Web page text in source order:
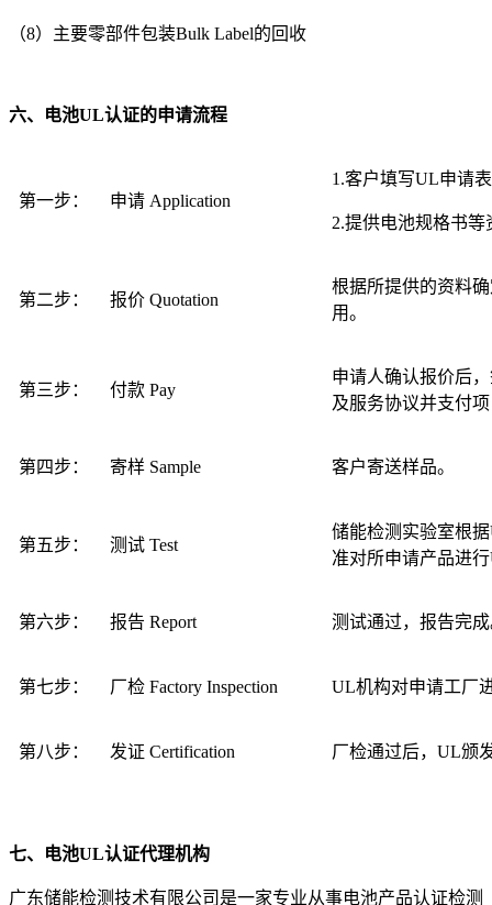
（8）主要零部件包装Bulk Label的回收
六、电池UL认证的申请流程
第一步： 申请 Application
1.客户填写UL申请
2.提供电池规格书等
第二步： 报价 Quotation
根据所提供的资料
用。
第三步： 付款 Pay
申请人确认报价后
及服务协议并支付
第四步： 寄样 Sample 客户寄送样品。
第五步： 测试 Test
储能检测实验室根
准对所申请产品进
第六步： 报告 Report 测试通过，报告完
第七步： 厂检 Factory Inspection UL机构对申请工厂
第八步： 发证 Certification 厂检通过后，UL颁
七、电池UL认证代理机构
广东储能检测技术有限公司是一家专业从事电池产品认证检测